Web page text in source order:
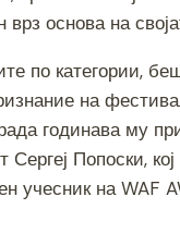
врз основа на
по категории,
на
годинава му
Сергеј Попоски,
учесник на WAF